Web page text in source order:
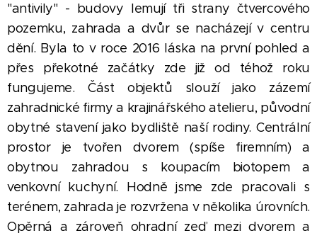
"antivily" - budovy lemují tři strany čtvercového
pozemku, zahrada a dvůr se nacházejí v centru
dění. Byla to v roce 2016 láska na první pohled a
přes překotné začátky zde již od téhož roku
fungujeme. Část objektů slouží jako zázemí
zahradnické firmy a krajinářského atelieru, původní
obytné stavení jako bydliště naší rodiny. Centrální
prostor je tvořen dvorem (spíše firemním) a
obytnou zahradou s koupacím biotopem a
venkovní kuchyní. Hodně jsme zde pracovali s
terénem, zahrada je rozvržena v několika úrovních.
Opěrná a zároveň ohradní zeď mezi dvorem a